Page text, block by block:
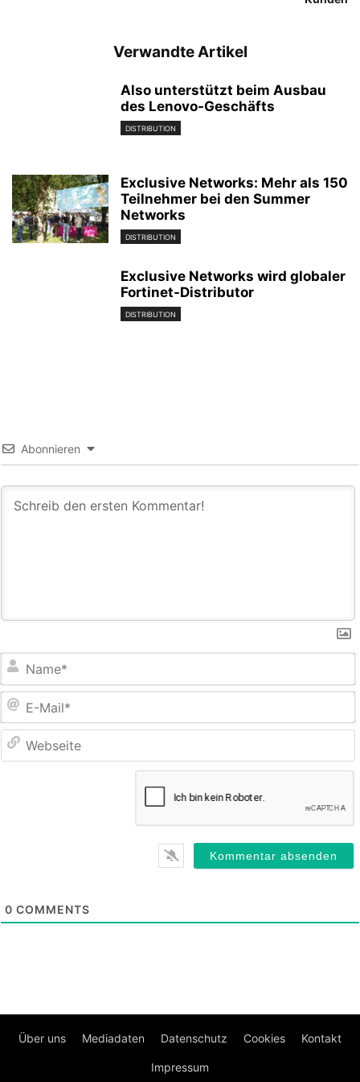
Verwandte Artikel
Also unterstützt beim Ausbau
des Lenovo-Geschäfts
DISTRIBUTION
Exclusive Networks: Mehr als 150
Teilnehmer bei den Summer
Networks
DISTRIBUTION
Exclusive Networks wird globaler
Fortinet-Distributor
DISTRIBUTION
Abonnieren
0 COMMENTS
Über uns Mediadaten Datenschutz Cookies Kontakt
Impressum